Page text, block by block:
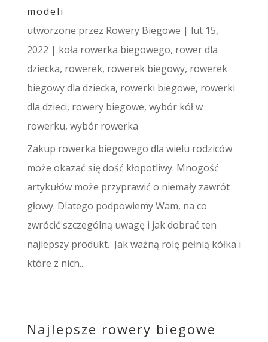
modeli
utworzone przez Rowery Biegowe | lut 15,
2022 | koła rowerka biegowego, rower dla
dziecka, rowerek, rowerek biegowy, rowerek
biegowy dla dziecka, rowerki biegowe, rowerki
dla dzieci, rowery biegowe, wybór kół w
rowerku, wybór rowerka
Zakup rowerka biegowego dla wielu rodziców
może okazać się dość kłopotliwy. Mnogość
artykułów może przyprawić o niemały zawrót
głowy. Dlatego podpowiemy Wam, na co
zwrócić szczególną uwagę i jak dobrać ten
najlepszy produkt. Jak ważną rolę pełnią kółka i
które z nich...
Najlepsze rowery biegowe